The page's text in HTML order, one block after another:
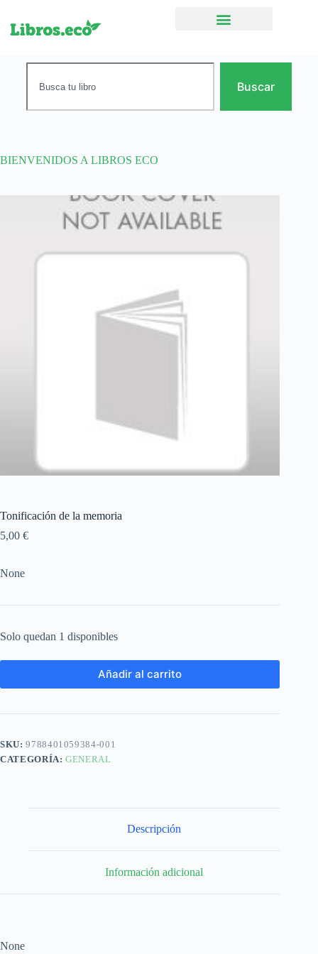
Buscar
BIENVENIDOS A LIBROS ECO
Tonificación de la memoria
5,00 €
None
Solo quedan 1 disponibles
Añadir al carrito
SKU:9788401059384-001
CATEGORÍA:GENERAL
Descripción
Información adicional
None